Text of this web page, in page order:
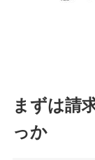
まずは請
っか